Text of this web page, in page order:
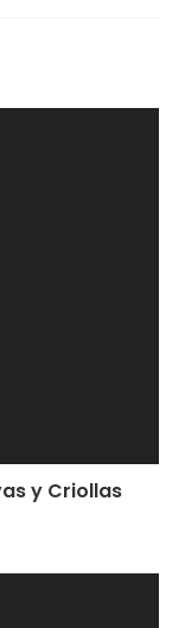
y Criollas